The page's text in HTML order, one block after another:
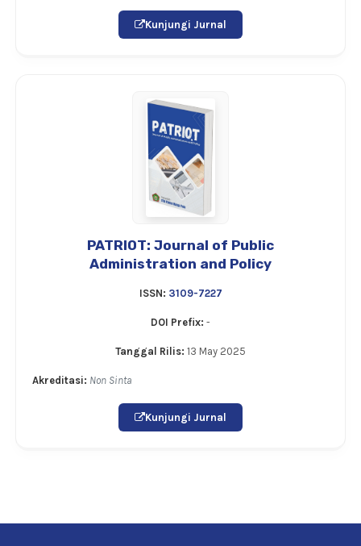
Kunjungi Jurnal
PATRIOT: Journal of Public
Administration and Policy
ISSN: 3109-7227
DOI Prefix: -
Tanggal Rilis: 13 May 2025
Akreditasi: Non Sinta
Kunjungi Jurnal